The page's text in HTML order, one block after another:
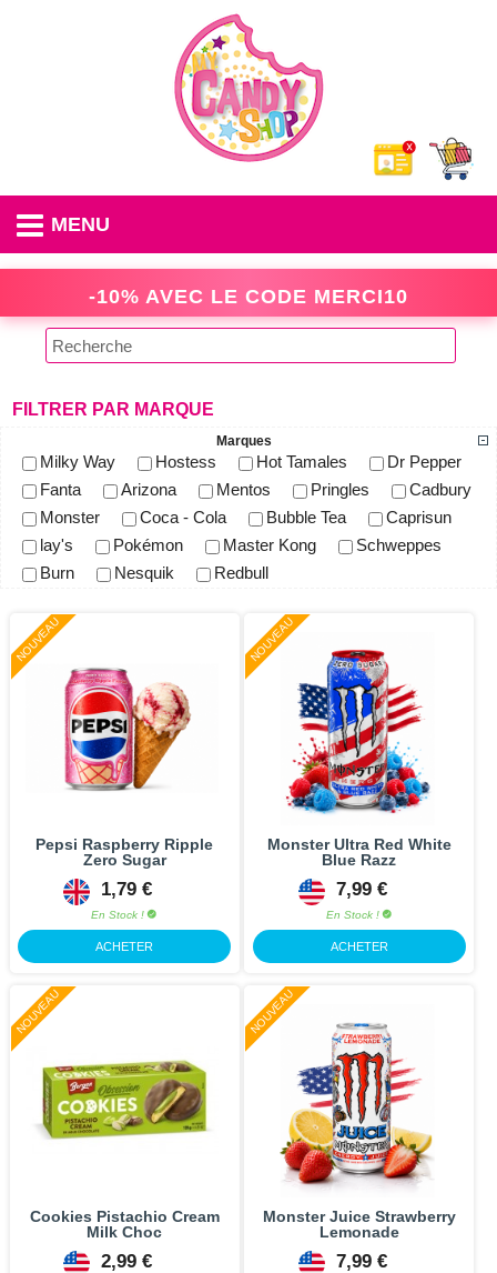
MENU
-10% AVEC LE CODE MERCI10
FILTRER PAR MARQUE
Marques
Milky Way Hostess Hot Tamales
Dr Pepper
Fanta
Arizona Mentos Pringles
Cadbury
Monster
Coca - Cola Bubble Tea
Caprisun
lay's
Pokémon Master Kong
Schweppes
Burn
Nesquik Redbull
NOUVEAU
Pepsi Raspberry Ripple
Zero Sugar
1,79 €
En Stock !
ACHETER
NOUVEAU
Monster Ultra Red White
Blue Razz
7,99 €
En Stock !
ACHETER
NOUVEAU
Cookies Pistachio Cream
Milk Choc
2,99 €
NOUVEAU
Monster Juice Strawberry
Lemonade
7,99 €